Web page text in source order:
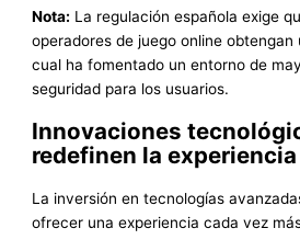
Nota: La regulación española exige
operadores de juego online
cual ha fomentado un entorno de
seguridad para los usuarios.
Innovaciones
redefinen la
La inversión en tecnologías
ofrecer una experiencia cada vez